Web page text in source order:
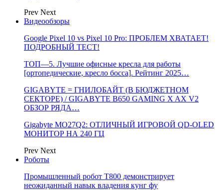
Prev Next
Видеообзоры
Google Pixel 10 vs Pixel 10 Pro: ПРОБЛЕМ ХВАТАЕТ!
ПОДРОБНЫЙ ТЕСТ!
ТОП—5. Лучшие офисные кресла для работы
[ортопедические, кресло босса]. Рейтинг 2025…
GIGABYTE = ГНИЛОБАЙТ (В БЮДЖЕТНОМ
СЕКТОРЕ) / GIGABYTE B650 GAMING X AX V2
ОБЗОР РЯДА…
Gigabyte MO27Q2: ОТЛИЧНЫЙ ИГРОВОЙ QD-OLED
МОНИТОР НА 240 ГЦ
Prev Next
Роботы
Промышленный робот Т800 демонстрирует
неожиданный навык владения кунг фу